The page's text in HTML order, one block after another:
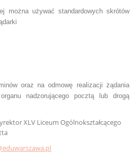
można używać standardowych skrótów
oraz na odmowę realizacji żądania
nadzorującego pocztą lub drogą
XLV Liceum Ogólnokształcącego